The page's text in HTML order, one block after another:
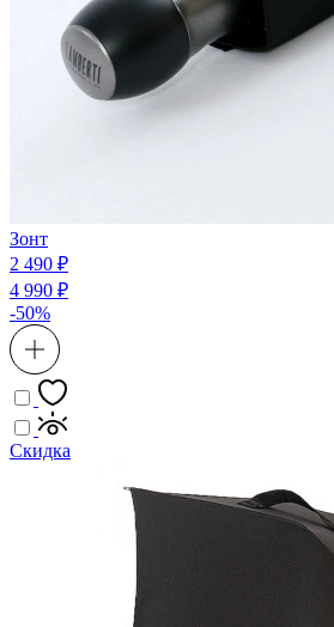
Зонт
2 490 ₽
4 990 ₽
-50%
Скидка